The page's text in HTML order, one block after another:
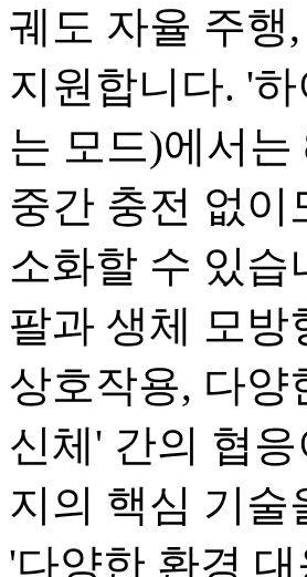
궤도 자율 주행
지원합니다. '
는 모드)에서는
중간 충전 없이
소화할 수 있습
팔과 생체 모방
상호작용, 다양
신체' 간의 협
지의 핵심 기술
'다양한 환경